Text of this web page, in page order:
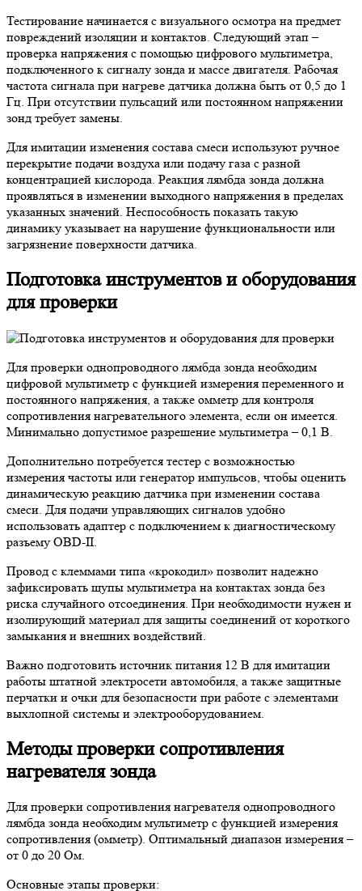
Тестирование начинается с визуального осмотра на предмет
повреждений изоляции и контактов. Следующий этап –
проверка напряжения с помощью цифрового мультиметра,
подключенного к сигналу зонда и массе двигателя. Рабочая
частота сигнала при нагреве датчика должна быть от 0,5 до 1
Гц. При отсутствии пульсаций или постоянном напряжении
зонд требует замены.
Для имитации изменения состава смеси используют ручное
перекрытие подачи воздуха или подачу газа с разной
концентрацией кислорода. Реакция лямбда зонда должна
проявляться в изменении выходного напряжения в пределах
указанных значений. Неспособность показать такую
динамику указывает на нарушение функциональности или
загрязнение поверхности датчика.
Подготовка инструментов и оборудования
для проверки
Для проверки однопроводного лямбда зонда необходим
цифровой мультиметр с функцией измерения переменного и
постоянного напряжения, а также омметр для контроля
сопротивления нагревательного элемента, если он имеется.
Минимально допустимое разрешение мультиметра – 0,1 В.
Дополнительно потребуется тестер с возможностью
измерения частоты или генератор импульсов, чтобы оценить
динамическую реакцию датчика при изменении состава
смеси. Для подачи управляющих сигналов удобно
использовать адаптер с подключением к диагностическому
разъему OBD-II.
Провод с клеммами типа «крокодил» позволит надежно
зафиксировать щупы мультиметра на контактах зонда без
риска случайного отсоединения. При необходимости нужен и
изолирующий материал для защиты соединений от короткого
замыкания и внешних воздействий.
Важно подготовить источник питания 12 В для имитации
работы штатной электросети автомобиля, а также защитные
перчатки и очки для безопасности при работе с элементами
выхлопной системы и электрооборудованием.
Методы проверки сопротивления
нагревателя зонда
Для проверки сопротивления нагревателя однопроводного
лямбда зонда необходим мультиметр с функцией измерения
сопротивления (омметр). Оптимальный диапазон измерения –
от 0 до 20 Ом.
Основные этапы проверки: